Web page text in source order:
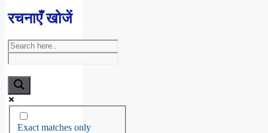
रचनाएँ खोजें
Exact matches only